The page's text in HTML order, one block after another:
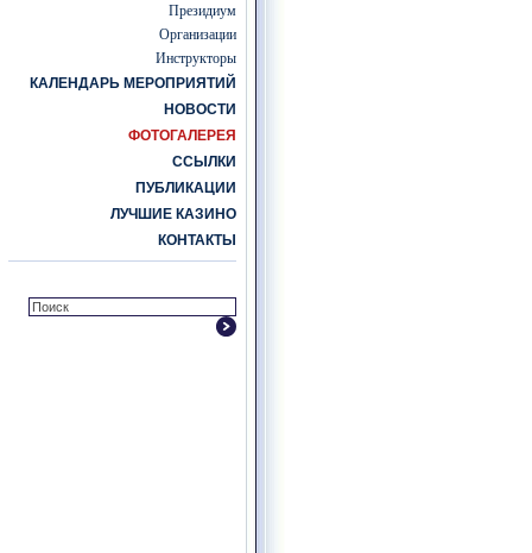
Президиум
Организации
Инструкторы
КАЛЕНДАРЬ МЕРОПРИЯТИЙ
НОВОСТИ
ФОТОГАЛЕРЕЯ
ССЫЛКИ
ПУБЛИКАЦИИ
ЛУЧШИЕ КАЗИНО
КОНТАКТЫ